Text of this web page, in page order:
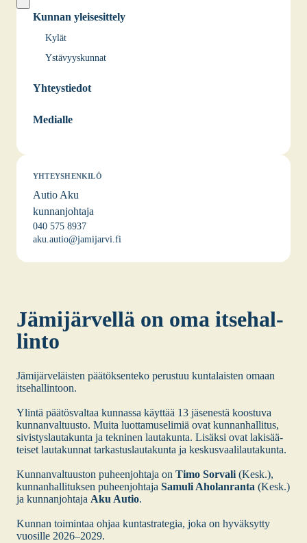
Kunnan yleisesittely
Kylät
Ystävyyskunnat
Yhteystiedot
Medialle
YHTEYSHENKILÖ
Autio Aku
kunnanjohtaja
040 575 8937
aku.autio@jamijarvi.fi
Jämi­jär­vel­lä on oma itse­hal­
lin­to
Jämi­jär­ve­läis­ten pää­tök­sen­te­ko perus­tuu kun­ta­lais­ten omaan
itse­hal­lin­toon.
Ylin­tä pää­tös­val­taa kun­nas­sa käyt­tää 13 jäse­nes­tä koos­tu­va
kun­nan­val­tuus­to. Mui­ta luot­ta­muse­li­miä ovat kun­nan­hal­li­tus,
sivis­tys­lau­ta­kun­ta ja tek­ni­nen lau­ta­kun­ta. Lisäk­si ovat laki­sää­
tei­set lau­ta­kun­nat tar­kas­tus­lau­ta­kun­ta ja kes­kus­vaa­li­lau­ta­kun­ta.
Kun­nan­val­tuus­ton puheen­joh­ta­ja on Timo Sor­va­li (Kesk.),
kun­nan­hal­li­tuk­sen puheen­joh­ta­ja Samu­li Aho­lan­ran­ta (Kesk.)
ja kun­nan­joh­ta­ja Aku Autio.
Kun­nan toi­min­taa ohjaa kun­ta­stra­te­gia, joka on hyväk­syt­ty
vuo­sil­le 2026–2029.